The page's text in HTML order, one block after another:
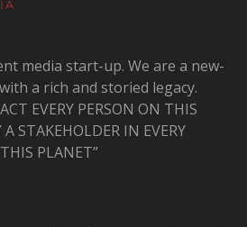
media start-up. We are a new-
a rich and storied legacy.
EVERY PERSON ON THIS
STAKEHOLDER IN EVERY
PLANET”